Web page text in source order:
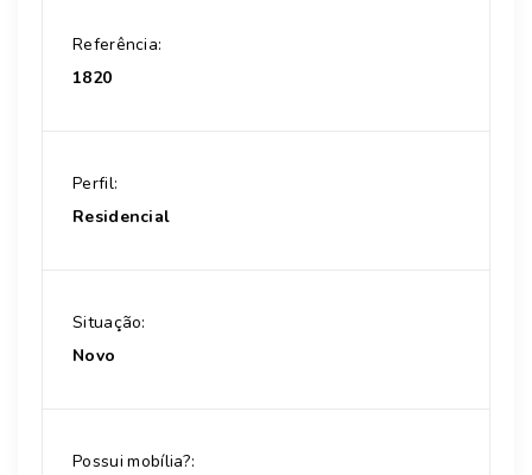
Referência:
1820
Perfil:
Residencial
Situação:
Novo
Possui mobília?: